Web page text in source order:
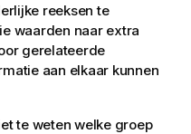
reeksen te
waarden naar extra
gerelateerde
aan elkaar kunnen
te weten welke groep